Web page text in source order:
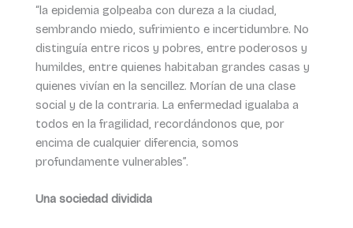
“la epidemia golpeaba con dureza a la ciudad,
sembrando miedo, sufrimiento e incertidumbre. No
distinguía entre ricos y pobres, entre poderosos y
humildes, entre quienes habitaban grandes casas y
quienes vivían en la sencillez. Morían de una clase
social y de la contraria. La enfermedad igualaba a
todos en la fragilidad, recordándonos que, por
encima de cualquier diferencia, somos
profundamente vulnerables”.
Una sociedad dividida